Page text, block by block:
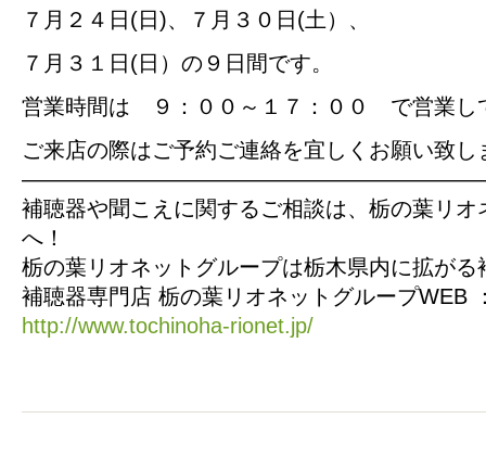
７月２４日(日)、７月３０日(土）、
７月３１日(日）の９日間です。
営業時間は ９：００～１７：００ で営業し
ご来店の際はご予約ご連絡を宜しくお願い致し
補聴器や聞こえに関するご相談は、栃の葉リオ
へ！
栃の葉リオネットグループは栃木県内に拡がる
補聴器専門店 栃の葉リオネットグループWEB
http://www.tochinoha-rionet.jp/